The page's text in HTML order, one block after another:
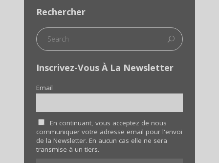
Rechercher
Inscrivez-Vous À La Newsletter
Email
En continuant, vous acceptez de nous
communiquer votre adresse email pour l'envoi
de la Newsletter. En aucun cas elle ne sera
transmise à un tiers.